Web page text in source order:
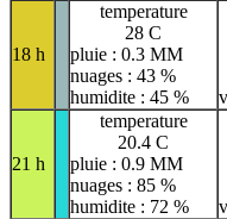
18 h
temperature
28 C
pluie : 0.3 MM
nuages : 43 %
humidite : 45 %
21 h
temperature
20.4 C
pluie : 0.9 MM
nuages : 85 %
humidite : 72 %